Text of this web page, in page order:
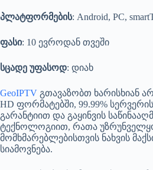
პლატფორმების: Android, PC,
ფასი: 10 ევროდან თვეში
სცადე უფასოდ: დიახ
GeoIPTV გთავაზობთ ხარისხიან
HD ფორმატებში, 99.99%
გარანტიით და გაყინვის
ტექნოლოგიით, რათა
მომხმარებლებისთვის ნახვის
სიამოვნება.